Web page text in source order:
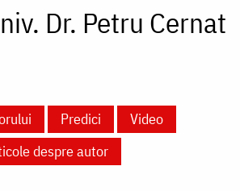
Dr. Petru Cernat
Predici
Video
despre autor